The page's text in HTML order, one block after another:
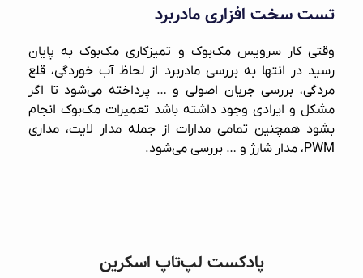
تست سخت افزاری مادربرد
وقتی کار سرویس مک‌بوک و تمیزکاری مک‌بوک به پایان
رسید در انتها به بررسی مادربرد از لحاظ آب خوردگی، قلع
مردگی، بررسی جریان‌ اصولی و … پرداخته می‌شود تا اگر
مشکل و ایرادی وجود داشته باشد تعمیرات مک‌بوک انجام
بشود همچنین تمامی مدارات از جمله مدار لایت، مداری
PWM، مدار شارژ و … بررسی می‌شود.
پادکست لپ‌تاپ اسکرین